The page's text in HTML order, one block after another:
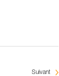
Suivant